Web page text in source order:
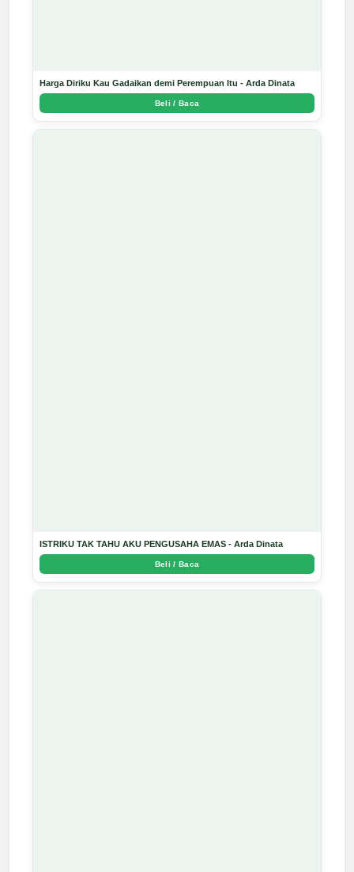
Harga Diriku Kau Gadaikan demi Perempuan Itu - Arda Dinata
Beli / Baca
ISTRIKU TAK TAHU AKU PENGUSAHA EMAS - Arda Dinata
Beli / Baca